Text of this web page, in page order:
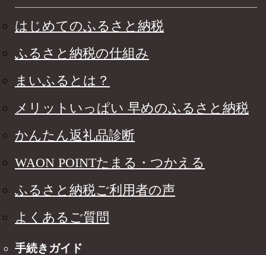
はじめてのふるさと納税
ふるさと納税の仕組み
まいふるとは？
メリットいっぱい 早めのふるさと納税
かんたん返礼品診断
WAON POINTたまる・つかえる
ふるさと納税ご利用者の声
よくあるご質問
手続きガイド